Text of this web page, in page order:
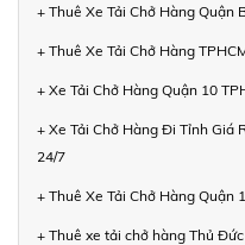
+ Thuê Xe Tải Chở Hàng Quận
+ Thuê Xe Tải Chở Hàng
+ Xe Tải Chở Hàng Quận 10
+ Xe Tải Chở Hàng Đi Tỉnh Giá
24/7
+ Thuê Xe Tải Chở Hàng Quận
+ Thuê xe tải chở hàng Thủ